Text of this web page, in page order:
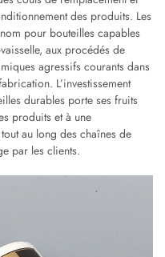
des produits. Les
pour bouteilles capables
aux procédés de
agressifs courants dans
L’investissement
durables porte ses fruits
produits et à une
au long des chaînes de
par les clients.